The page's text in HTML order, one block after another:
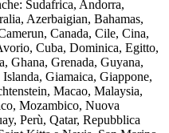
Sudafrica, Andorra,
Azerbaigian, Bahamas,
Canada, Cile, Cina,
Cuba, Dominica, Egitto,
Ghana, Grenada, Guyana,
Giamaica, Giappone,
Macao, Malaysia,
Mozambico, Nuova
Perù, Qatar, Repubblica